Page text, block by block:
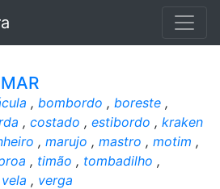
, bombordo , boreste ,
, costado , estibordo , kraken
, marujo , mastro , motim ,
, timão , tombadilho ,
vela , verga